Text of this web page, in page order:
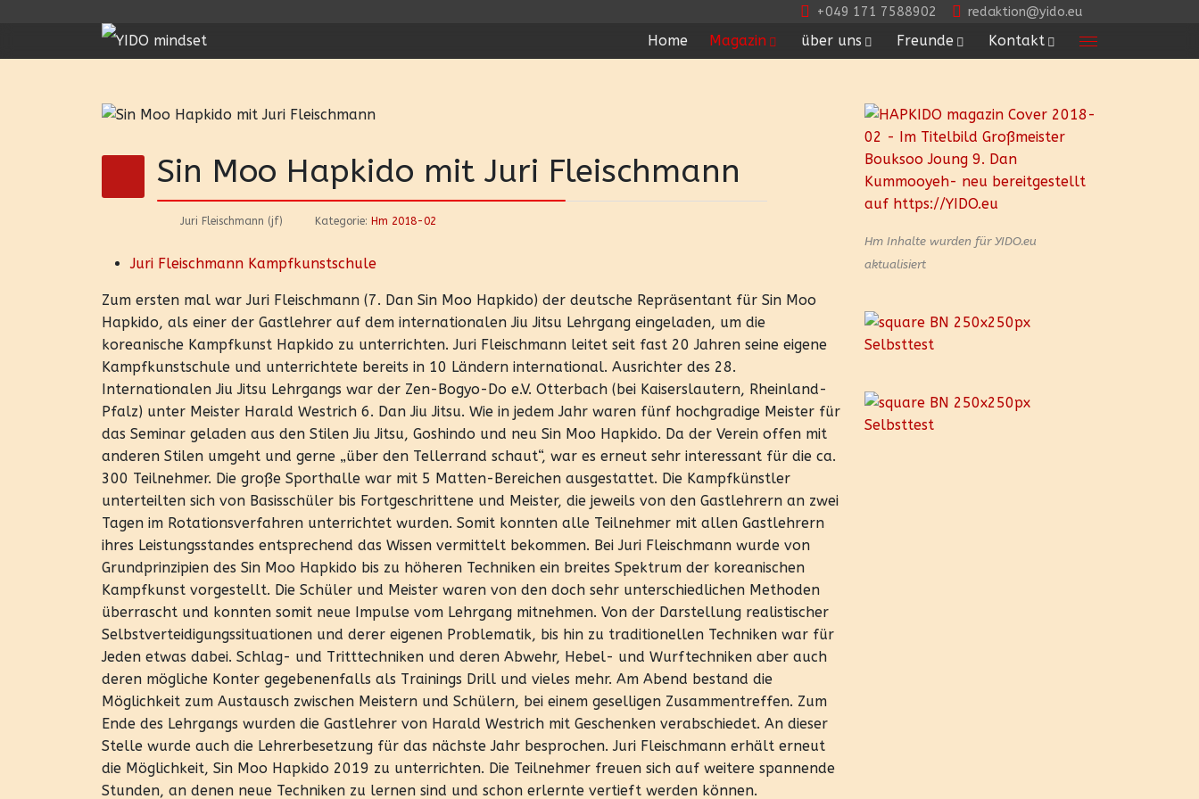
+049 171 7588902 redaktion@yido.eu
Home Magazin über uns Freunde Kontakt
Sin Moo Hapkido mit Juri Fleischmann
Juri Fleischmann (jf) Kategorie: Hm 2018-02
Juri Fleischmann Kampfkunstschule
Zum ersten mal war Juri Fleischmann (7. Dan Sin Moo Hapkido) der deutsche Repräsentant für Sin Moo
Hapkido, als einer der Gastlehrer auf dem internationalen Jiu Jitsu Lehrgang eingeladen, um die
koreanische Kampfkunst Hapkido zu unterrichten. Juri Fleischmann leitet seit fast 20 Jahren seine eigene
Kampfkunstschule und unterrichtete bereits in 10 Ländern international. Ausrichter des 28.
Internationalen Jiu Jitsu Lehrgangs war der Zen-Bogyo-Do e.V. Otterbach (bei Kaiserslautern, Rheinland-
Pfalz) unter Meister Harald Westrich 6. Dan Jiu Jitsu. Wie in jedem Jahr waren fünf hochgradige Meister für
das Seminar geladen aus den Stilen Jiu Jitsu, Goshindo und neu Sin Moo Hapkido. Da der Verein offen mit
anderen Stilen umgeht und gerne „über den Tellerrand schaut“, war es erneut sehr interessant für die ca.
300 Teilnehmer. Die große Sporthalle war mit 5 Matten-Bereichen ausgestattet. Die Kampfkünstler
unterteilten sich von Basisschüler bis Fortgeschrittene und Meister, die jeweils von den Gastlehrern an zwei
Tagen im Rotationsverfahren unterrichtet wurden. Somit konnten alle Teilnehmer mit allen Gastlehrern
ihres Leistungsstandes entsprechend das Wissen vermittelt bekommen. Bei Juri Fleischmann wurde von
Grundprinzipien des Sin Moo Hapkido bis zu höheren Techniken ein breites Spektrum der koreanischen
Kampfkunst vorgestellt. Die Schüler und Meister waren von den doch sehr unterschiedlichen Methoden
überrascht und konnten somit neue Impulse vom Lehrgang mitnehmen. Von der Darstellung realistischer
Selbstverteidigungssituationen und derer eigenen Problematik, bis hin zu traditionellen Techniken war für
Jeden etwas dabei. Schlag- und Tritttechniken und deren Abwehr, Hebel- und Wurftechniken aber auch
deren mögliche Konter gegebenenfalls als Trainings Drill und vieles mehr. Am Abend bestand die
Möglichkeit zum Austausch zwischen Meistern und Schülern, bei einem geselligen Zusammentreffen. Zum
Ende des Lehrgangs wurden die Gastlehrer von Harald Westrich mit Geschenken verabschiedet. An dieser
Stelle wurde auch die Lehrerbesetzung für das nächste Jahr besprochen. Juri Fleischmann erhält erneut
die Möglichkeit, Sin Moo Hapkido 2019 zu unterrichten. Die Teilnehmer freuen sich auf weitere spannende
Stunden, an denen neue Techniken zu lernen sind und schon erlernte vertieft werden können.
Hm Inhalte wurden für YIDO.eu
aktualisiert